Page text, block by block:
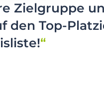
Zielgruppe
den Top-